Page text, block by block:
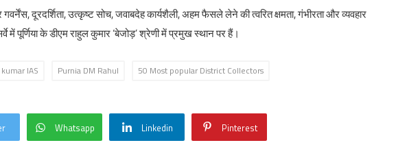
गवर्नेंस, दूरदर्शिता, उत्कृष्ट सोच, जवाबदेह कार्यशैली, अहम फैसले लेने की त्वरित क्षमता, गंभीरता और व्यवहार
पूर्णिया के डीएम राहुल कुमार ‘बेजोड़’ श्रेणी में प्रमुख स्थान पर हैं।
IAS Purnia DM Rahul 50 Most popular District Collectors
Whatsapp Linkedin Pinterest